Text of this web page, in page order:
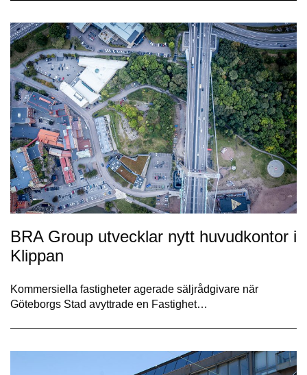
BRA Group utvecklar nytt huvudkontor i
Klippan
Kommersiella fastigheter agerade säljrådgivare när
Göteborgs Stad avyttrade en Fastighet…